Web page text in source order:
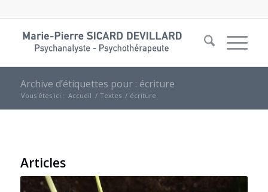
Archive d’étiquettes pour : écriture
Vous êtes ici : Accueil / Textes / écriture
Articles